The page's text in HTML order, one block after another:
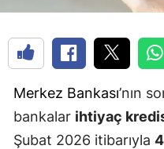
Merkez Bankası’nın
bankalar ihtiyaç
Şubat 2026 itibarıyla